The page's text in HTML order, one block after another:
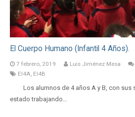
El Cuerpo Humano (Infantil 4 Años).
7 febrero, 2019 Luis Jiménez Mesa
EI4A, EI4B
Los alumnos de 4 años A y B, con sus
estado trabajando…